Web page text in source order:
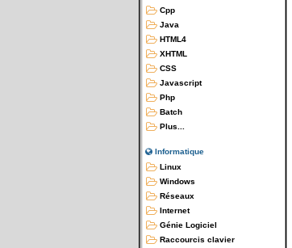
Cpp
Java
HTML4
XHTML
CSS
Javascript
Php
Batch
Plus...
Informatique
Linux
Windows
Réseaux
Internet
Génie Logiciel
Raccourcis clavier